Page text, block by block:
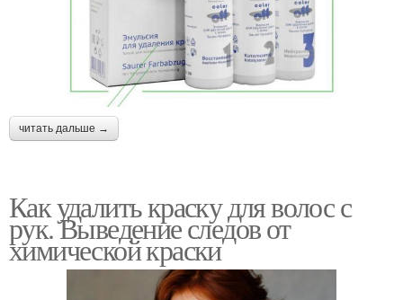
читать дальше →
Как удалить краску для волос с
рук. Выведение следов от
химической краски